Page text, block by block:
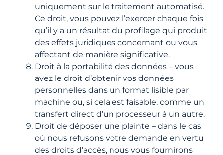
uniquement sur le traitement automatisé.
Ce droit, vous pouvez l’exercer chaque fois
qu’il y a un résultat du profilage qui produit
des effets juridiques concernant ou vous
affectant de manière significative.
Droit à la portabilité des données – vous
avez le droit d’obtenir vos données
personnelles dans un format lisible par
machine ou, si cela est faisable, comme un
transfert direct d’un processeur à un autre.
Droit de déposer une plainte – dans le cas
où nous refusons votre demande en vertu
des droits d’accès, nous vous fournirons